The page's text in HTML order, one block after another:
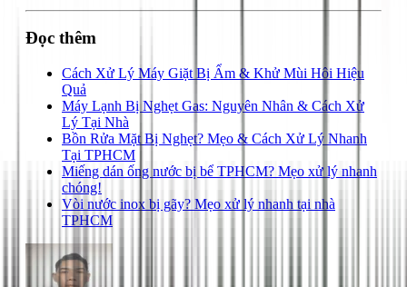
Đọc thêm
Cách Xử Lý Máy Giặt Bị Ẩm & Khử Mùi Hôi Hiệu
Quả
Máy Lạnh Bị Nghẹt Gas: Nguyên Nhân & Cách Xử
Lý Tại Nhà
Bồn Rửa Mặt Bị Nghẹt? Mẹo & Cách Xử Lý Nhanh
Tại TPHCM
Miếng dán ống nước bị bể TPHCM? Mẹo xử lý nhanh
chóng!
Vòi nước inox bị gãy? Mẹo xử lý nhanh tại nhà
TPHCM